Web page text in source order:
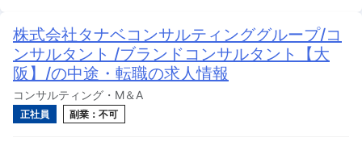
株式会社タナベコンサルティンググループ/コ
ンサルタント /ブランドコンサルタント【大
阪】/の中途・転職の求人情報
コンサルティング・M＆A
正社員 副業：不可